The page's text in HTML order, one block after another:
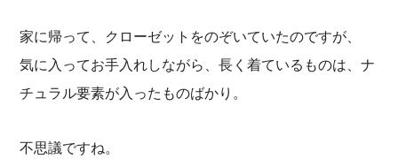
家に帰って、クローゼットをのぞいていたのですが、
気に入ってお手入れしながら、長く着ているものは、ナ
チュラル要素が入ったものばかり。
不思議ですね。